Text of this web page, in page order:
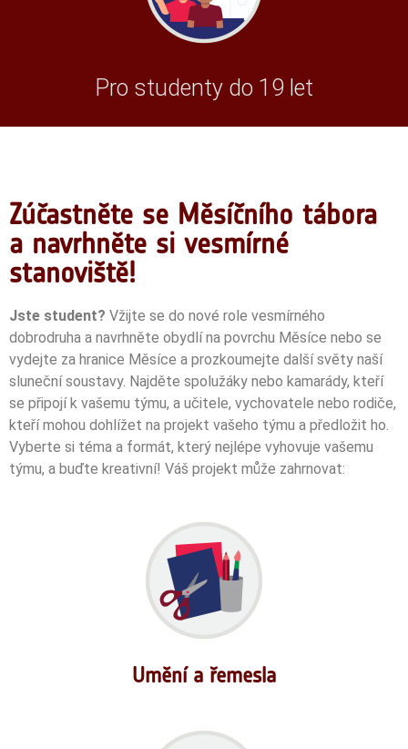
Pro studenty do 19 let
Zúčastněte se Měsíčního tábora
a navrhněte si vesmírné
stanoviště!
Jste student? Vžijte se do nové role vesmírného
dobrodruha a navrhněte obydlí na povrchu Měsíce nebo se
vydejte za hranice Měsíce a prozkoumejte další světy naší
sluneční soustavy. Najděte spolužáky nebo kamarády, kteří
se připojí k vašemu týmu, a učitele, vychovatele nebo rodiče,
kteří mohou dohlížet na projekt vašeho týmu a předložit ho.
Vyberte si téma a formát, který nejlépe vyhovuje vašemu
týmu, a buďte kreativní! Váš projekt může zahrnovat:
Umění a řemesla